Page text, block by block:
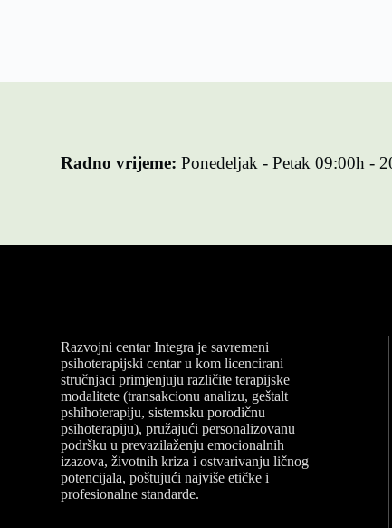
Radno vrijeme:Ponedeljak - Petak 09:00h -
Razvojni centar Integra je savremeni
psihoterapijski centar u kom licencirani
stručnjaci primjenjuju različite terapijske
modalitete (transakcionu analizu, geštalt
pshihoterapiju, sistemsku porodičnu
psihoterapiju), pružajući personalizovanu
podršku u prevazilaženju emocionalnih
izazova, životnih kriza i ostvarivanju ličnog
potencijala, poštujući najviše etičke i
profesionalne standarde.